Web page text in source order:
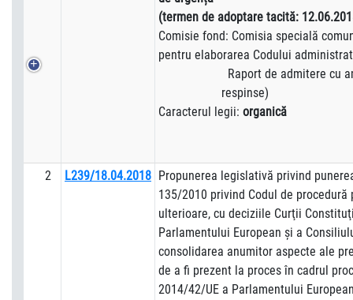
(termen de adoptare tacită:
Comisie fond: Comisia specială
pentru elaborarea Codului
Raport de admitere cu
respinse)
Caracterul legii: organică
2 L239/18.04.2018 Propunerea legislativă privind
135/2010 privind Codul de
ulterioare, cu deciziile Curţii
Parlamentului European şi a
consolidarea anumitor aspecte ale
de a fi prezent la proces în cadrul
2014/42/UE a Parlamentului